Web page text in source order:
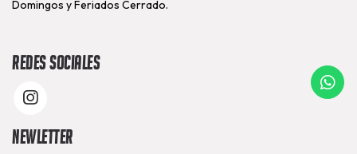
Domingos y Feriados Cerrado.
Redes Sociales
Newletter